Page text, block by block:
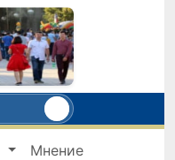
Мнение